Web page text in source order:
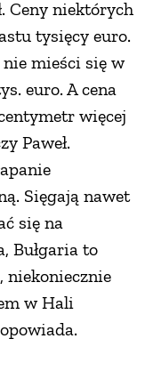
Ceny niektórych
tysięcy euro.
mieści się w
euro. A cena
więcej
Paweł.
Sięgają nawet
się na
Bułgaria to
niekoniecznie
w Hali